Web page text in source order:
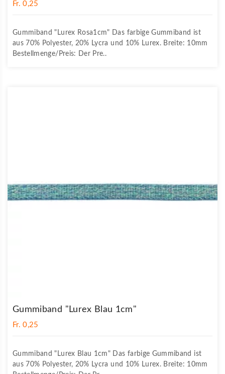
Fr. 0,25
Gummiband "Lurex Rosa1cm" Das farbige Gummiband ist
aus 70% Polyester, 20% Lycra und 10% Lurex. Breite: 10mm
Bestellmenge/Preis: Der Pre..
Gummiband "Lurex Blau 1cm"
Fr. 0,25
Gummiband "Lurex Blau 1cm" Das farbige Gummiband ist
aus 70% Polyester, 20% Lycra und 10% Lurex. Breite: 10mm